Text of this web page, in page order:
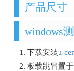
产品尺寸
windows
1. 下载安装u-
2. 板载跳冒置